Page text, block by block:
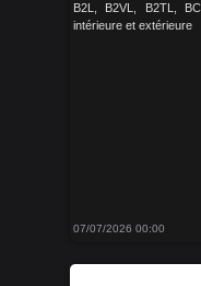
B2L, B2VL, B2TL,
intérieure et extérieure
07/07/2026 00:00